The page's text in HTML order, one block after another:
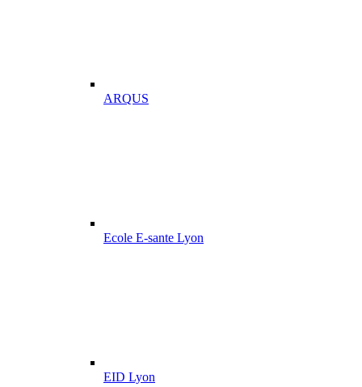
ARQUS
Ecole E-sante Lyon
EID Lyon